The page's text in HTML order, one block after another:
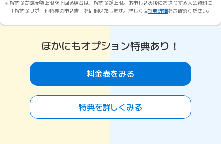
解約金が還元額上限を下回る場合は、解約金が上限。お申し込み後にお送りする入会資料に
「解約金サポート特典の申込書」を同梱いたします。詳しくは特典詳細をご確認ください。
ほかにもオプション特典あり！
料金表をみる
特典を詳しくみる